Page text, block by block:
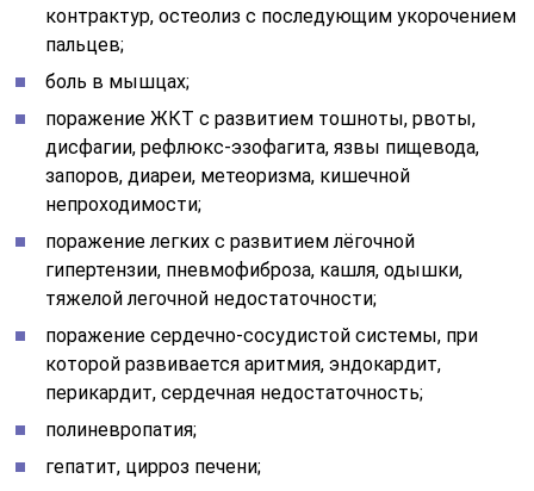
контрактур, остеолиз с последующим укорочением
пальцев;
боль в мышцах;
поражение ЖКТ с развитием тошноты, рвоты,
дисфагии, рефлюкс-эзофагита, язвы пищевода,
запоров, диареи, метеоризма, кишечной
непроходимости;
поражение легких с развитием лёгочной
гипертензии, пневмофиброза, кашля, одышки,
тяжелой легочной недостаточности;
поражение сердечно-сосудистой системы, при
которой развивается аритмия, эндокардит,
перикардит, сердечная недостаточность;
полиневропатия;
гепатит, цирроз печени;